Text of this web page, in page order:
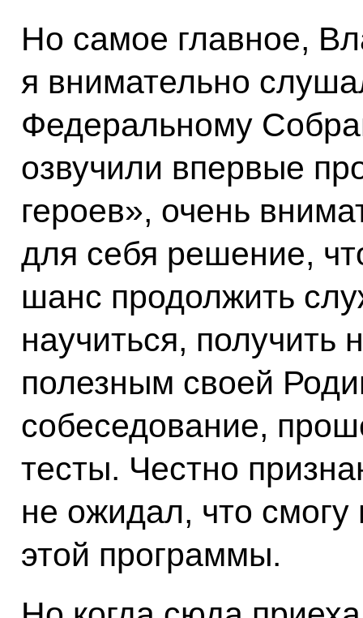
Но самое главное,
я внимательно
Федеральному
озвучили впервые
героев», очень
для себя решение,
шанс продолжить
научиться, получить
полезным своей
собеседование,
тесты. Честно
не ожидал, что смогу
этой программы.